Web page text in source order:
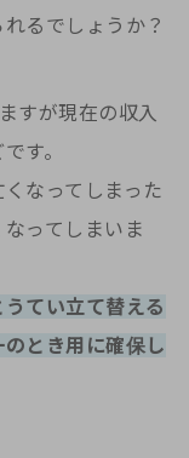
るでしょうか？
すが現在の収入
す。
なってしまった
ってしまいま
てい立て替える
とき用に確保し